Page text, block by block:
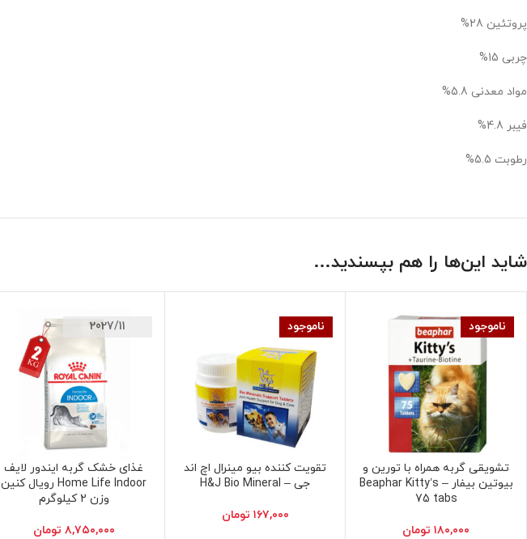
پروتئین 28%
چربی 15%
مواد معدنی 5.8%
فیبر 4.8%
رطوبت 5.5%
شاید این‌ها را هم بپسندید…
ناموجود
اطلاعات بیشتر
تشویقی گربه همراه با تورین و
بیوتین بیفار – Beaphar Kitty’s
75 tabs
۱۸۰,۰۰۰ تومان
ناموجود
اطلاعات بیشتر
تقویت کننده بیو مینرال اچ اند
جی – H&J Bio Mineral
۱۶۷,۰۰۰ تومان
2027/11
افزودن به سبد خرید
غذای خشک گربه ایندور لایف
Home Life Indoor رویال کنین
وزن 2 کیلوگرم
۸,۷۵۰,۰۰۰ تومان